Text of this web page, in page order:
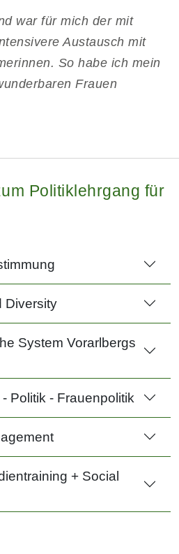
war für mich der mit
Austausch mit
So habe ich mein
Frauen
Politiklehrgang für
Diversity
System Vorarlbergs
Politik - Frauenpolitik
+ Social